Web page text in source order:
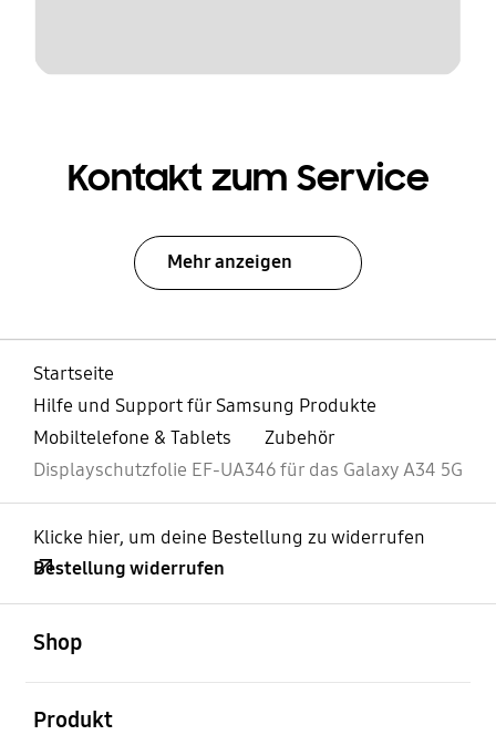
Kontakt zum Service
Mehr anzeigen
Startseite
Hilfe und Support für Samsung Produkte
Mobiltelefone & Tablets
Zubehör
Displayschutzfolie EF-UA346 für das Galaxy A34 5G
Klicke hier, um deine Bestellung zu widerrufen
Bestellung widerrufen
Shop
Produkt